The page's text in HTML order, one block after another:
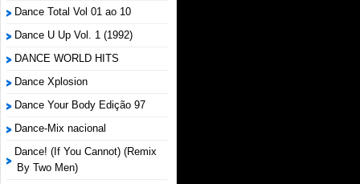
Dance Total Vol 01 ao 10
Dance U Up Vol. 1 (1992)
DANCE WORLD HITS
Dance Xplosion
Dance Your Body Edição 97
Dance-Mix nacional
Dance! (If You Cannot) (Remix
By Two Men)